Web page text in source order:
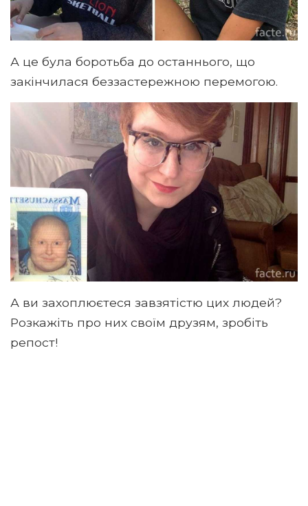
А це була боротьба до останнього, що
закінчилася беззастережною перемогою.
А ви захоплюєтеся завзятістю цих людей?
Розкажіть про них своїм друзям, зробіть
репост!